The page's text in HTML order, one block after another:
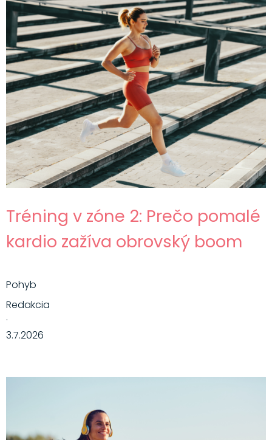
Tréning v zóne 2: Prečo pomalé
kardio zažíva obrovský boom
Pohyb
Redakcia
·
3.7.2026